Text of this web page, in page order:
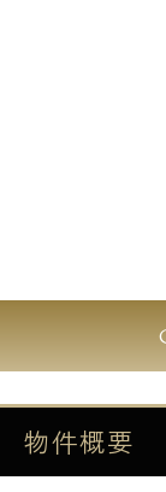
・セブンイ
アまで徒歩
・ファミリ
・TSUTAYA
・ローソン
・島忠ホー
物件概要